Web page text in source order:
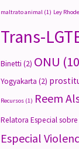
maltrato animal (1) Ley
Trans-
Binetti (2) ONU
Yogyakarta (2)
Recursos (1) Reem
Relatora Especial
Especial